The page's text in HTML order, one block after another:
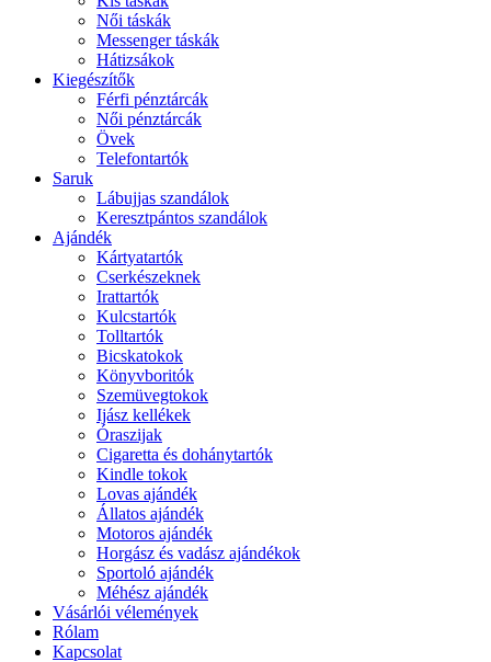
Női táskák
Messenger táskák
Hátizsákok
Kiegészítők
Férfi pénztárcák
Női pénztárcák
Övek
Telefontartók
Saruk
Lábujjas szandálok
Keresztpántos szandálok
Ajándék
Kártyatartók
Cserkészeknek
Irattartók
Kulcstartók
Tolltartók
Bicskatokok
Könyvboritók
Szemüvegtokok
Ijász kellékek
Óraszijak
Cigaretta és dohánytartók
Kindle tokok
Lovas ajándék
Állatos ajándék
Motoros ajándék
Horgász és vadász ajándékok
Sportoló ajándék
Méhész ajándék
Vásárlói vélemények
Rólam
Kapcsolat